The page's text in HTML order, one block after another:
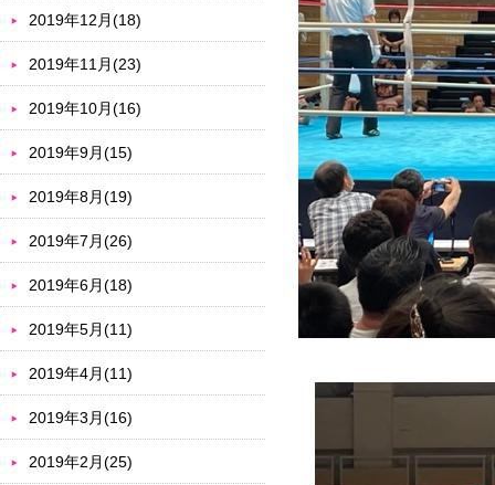
2019年12月(18)
2019年11月(23)
2019年10月(16)
2019年9月(15)
2019年8月(19)
2019年7月(26)
2019年6月(18)
2019年5月(11)
2019年4月(11)
2019年3月(16)
2019年2月(25)